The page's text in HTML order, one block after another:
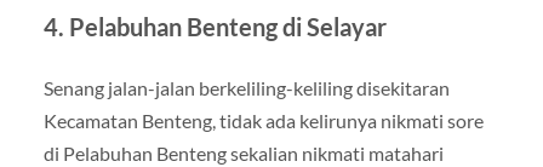
4. Pelabuhan Benteng di Selayar
Senang jalan-jalan berkeliling-keliling disekitaran
Kecamatan Benteng, tidak ada kelirunya nikmati sore
di Pelabuhan Benteng sekalian nikmati matahari